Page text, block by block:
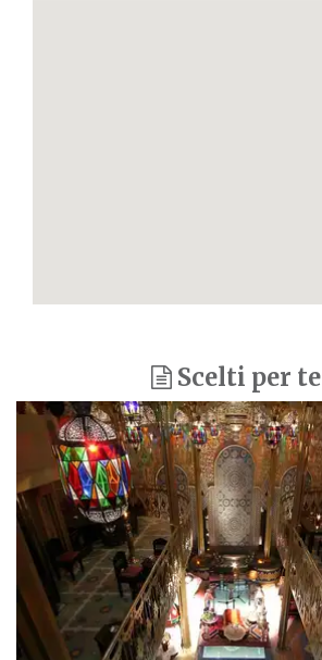
Scelti per te